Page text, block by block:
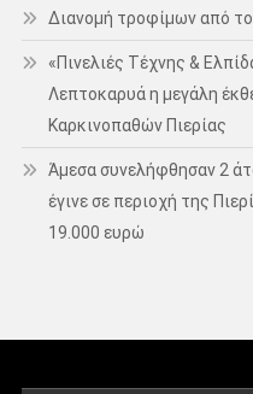
Διανομή τροφίμων από
«Πινελιές Τέχνης &
Λεπτοκαρυά η μεγάλη
Καρκινοπαθών Πιερίας
Άμεσα συνελήφθησαν 2
έγινε σε περιοχή της
19.000 ευρώ